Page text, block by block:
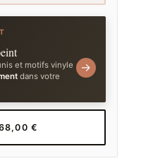
et motifs vinyle
dans votre
→
€